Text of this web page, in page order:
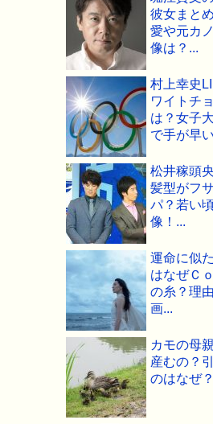
彼女まと
愛や元カ
像は？...
村上幸史
ワイトチ
は？女子
で手が早
松井稼頭
髪型がフ
パ？若い
像！...
運命に似
はなぜＣ
の糸？理
画...
カモの母
産むの？
のはなぜ